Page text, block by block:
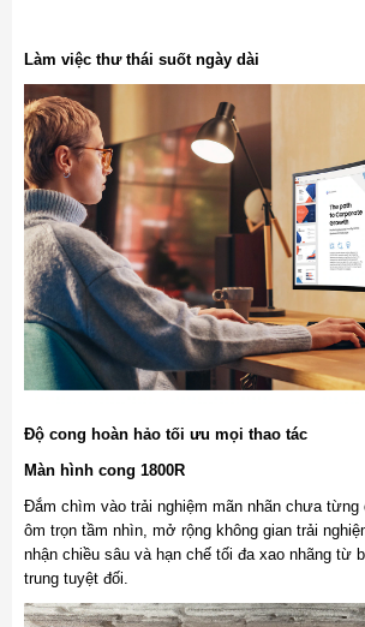
Làm việc thư thái suốt ngày dài
Độ cong hoàn hảo tối ưu mọi thao tác
Màn hình cong 1800R
Đắm chìm vào trải nghiệm mãn nhãn chưa từng
ôm trọn tầm nhìn, mở rộng không gian trải
nhận chiều sâu và hạn chế tối đa xao nhãng từ
trung tuyệt đối.